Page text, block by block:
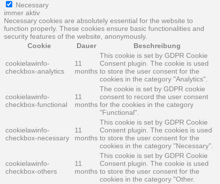
Necessary
immer aktiv
Necessary cookies are absolutely essential for the website to
function properly. These cookies ensure basic functionalities and
security features of the website, anonymously.
Cookie
Dauer Beschreibung
cookielawinfo-
checkbox-analytics
11
months
This cookie is set by GDPR Cookie
Consent plugin. The cookie is used
to store the user consent for the
cookies in the category "Analytics".
cookielawinfo-
checkbox-functional
11
months
The cookie is set by GDPR cookie
consent to record the user consent
for the cookies in the category
"Functional".
cookielawinfo-
checkbox-necessary
11
months
This cookie is set by GDPR Cookie
Consent plugin. The cookies is used
to store the user consent for the
cookies in the category "Necessary".
cookielawinfo-
checkbox-others
11
months
This cookie is set by GDPR Cookie
Consent plugin. The cookie is used
to store the user consent for the
cookies in the category "Other.